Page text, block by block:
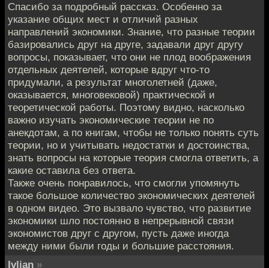
Спасибо за подробный рассказ. Особенно за
указание общих мест и отличий разных
направлений экономики. Знание, что разные теории
базировались друг на друге, задавали друг другу
вопросы, показывает, что они не плод воображения
отдельных деятелей, которые вдруг что-то
придумали, а результат многолетней (даже,
оказывается, многовековой) практической и
теоретической работы. Поэтому видно, насколько
важно изучать экономические теории не по
анекдотам, а по книгам, чтобы не только понять суть
теории, но и учитывать недостатки и достоинства,
знать вопросы на которые теория смогла ответить, а
какие оставила без ответа.
Также очень понравилось, что смогли упомянуть
такое большое количество экономических деятелей
в одном видео. Это вызвало чувство, что развитие
экономики шло постоянно в непрерывной связи
экономистов друг с другом, пусть даже иногда
между ними были годы и большие расстояния.
Ivlian »